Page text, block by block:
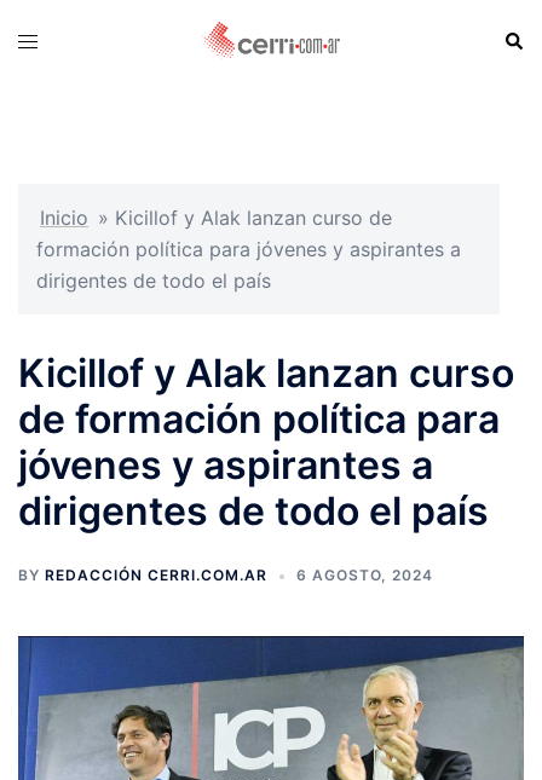
Toggle
Inicio » Kicillof y Alak lanzan curso de
formación política para jóvenes y aspirantes a
dirigentes de todo el país
Kicillof y Alak lanzan curso
de formación política para
jóvenes y aspirantes a
dirigentes de todo el país
BY REDACCIÓN CERRI.COM.AR 6 AGOSTO, 2024